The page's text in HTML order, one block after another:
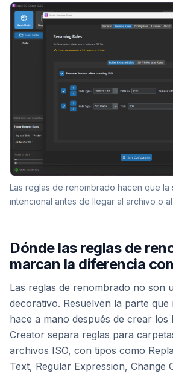
Las reglas de renombrado hacen que la
intencional antes de llegar al archivo o
Dónde las reglas de
marcan la diferencia
Las reglas de renombrado no son
decorativo. Resuelven la parte que
hace a mano después de crear los
Creator separa reglas para
archivos ISO, con tipos como
Text, Regular Expression, Change